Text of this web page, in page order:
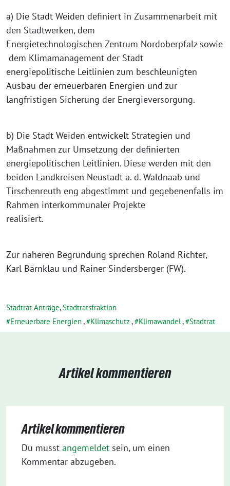
a) Die Stadt Weiden definiert in Zusammenarbeit mit
den Stadtwerken, dem
Energietechnologischen Zentrum Nordoberpfalz sowie
dem Klimamanagement der Stadt
energiepolitische Leitlinien zum beschleunigten
Ausbau der erneuerbaren Energien und zur
langfristigen Sicherung der Energieversorgung.
b) Die Stadt Weiden entwickelt Strategien und
Maßnahmen zur Umsetzung der definierten
energiepolitischen Leitlinien. Diese werden mit den
beiden Landkreisen Neustadt a. d. Waldnaab und
Tirschenreuth eng abgestimmt und gegebenenfalls im
Rahmen interkommunaler Projekte
realisiert.
Zur näheren Begründung sprechen Roland Richter,
Karl Bärnklau und Rainer Sindersberger (FW).
Stadtrat Anträge,Stadtratsfraktion
Erneuerbare Energien, Klimaschutz , Klimawandel, Stadtrat
Artikel kommentieren
Artikel kommentieren
Du musst angemeldet sein, um einen
Kommentar abzugeben.